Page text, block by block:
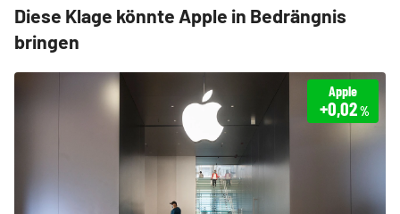
Diese Klage könnte Apple in Bedrängnis
bringen
Apple
+0,02%